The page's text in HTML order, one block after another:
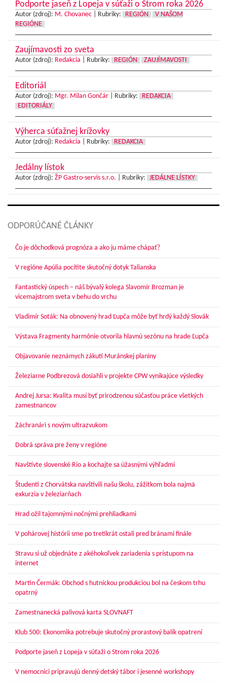
Podporte jaseň z Lopeja v súťaži o Strom roka 2026
Autor (zdroj): M. Chovanec Rubriky: REGIÓN
V NAŠOM
REGIÓNE
Zaujímavosti zo sveta
Autor (zdroj): Redakcia Rubriky: REGIÓN ZAUJÍMAVOSTI
Editoriál
Autor (zdroj): Mgr. Milan Gončár Rubriky:
REDAKCIA
EDITORIÁLY
Výherca súťažnej krížovky
Autor (zdroj): Redakcia Rubriky: REDAKCIA
Jedálny lístok
Autor (zdroj): ŽP Gastro-servis s.r.o. Rubriky: JEDÁLNE LÍSTKY
ODPORÚČANÉ ČLÁNKY
Čo je dôchodková prognóza a ako ju máme chápať?
V regióne Apúlia pocítite skutočný dotyk Talianska
Fantastický úspech – náš bývalý kolega Slavomír Brozman je
vicemajstrom sveta v behu do vrchu
Vladimír Soták: Na obnovený hrad Ľupča môže byť hrdý každý Slovák
Výstava Fragmenty harmónie otvorila hlavnú sezónu na hrade Ľupča
Objavovanie neznámych zákutí Muránskej planiny
Železiarne Podbrezová dosiahli v projekte CPW vynikajúce výsledky
Andrej Jursa: Kvalita musí byť prirodzenou súčasťou práce všetkých
zamestnancov
Záchranári s novým ultrazvukom
Dobrá správa pre ženy v regióne
Navštívte slovenské Rio a kochajte sa úžasnými výhľadmi
Študenti z Chorvátska navštívili našu školu, zážitkom bola najmä
exkurzia v železiarňach
Hrad ožil tajomnými nočnými prehliadkami
V pohárovej histórii sme po tretíkrát ostali pred bránami finále
Stravu si už objednáte z akéhokoľvek zariadenia s prístupom na
internet
Martin Čermák: Obchod s hutníckou produkciou bol na českom trhu
opatrný
Zamestnanecká palivová karta SLOVNAFT
Klub 500: Ekonomika potrebuje skutočný prorastový balík opatrení
Podporte jaseň z Lopeja v súťaži o Strom roka 2026
V nemocnici pripravujú denný detský tábor i jesenné workshopy